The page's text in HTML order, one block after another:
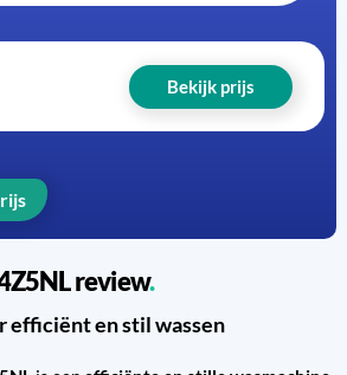
review
efficiënt en stil wassen
Bekijk prijs